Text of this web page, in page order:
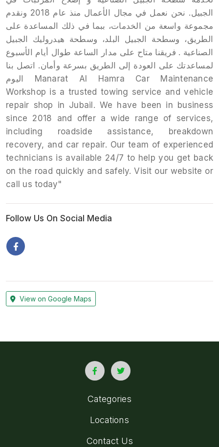
الجبيل. نحن نعمل في مجال الأعمال منذ عام 2018 ونقدم
مجموعة واسعة من الخدمات، ببما في ذلك المساعدة على
الطريق، وسطحة الجبيل البلد، وسطحة هيدروليك الجبيل
الصناعية . فريقنا متاح على مدار الساعة طوال أيام الأسبوع
لمساعدتك على العودة إلى الطريق بسرعة وأمان. اتصل بنا
اليوم Manarat Al Hamra Car Maintenance
Workshop is a trusted towing service and vehicle
repair shop in Jubail. We have been in business
since 2018 and offer a wide range of services,
including roadside assistance, breakdown
recovery, and car repair. Our team of experienced
technicians is available 24/7 to help you get back
on the road quickly and safely. Visit our website or
call us today"
Follow Us On Social Media
View on Google Maps
Categories
Locations
Contact Us